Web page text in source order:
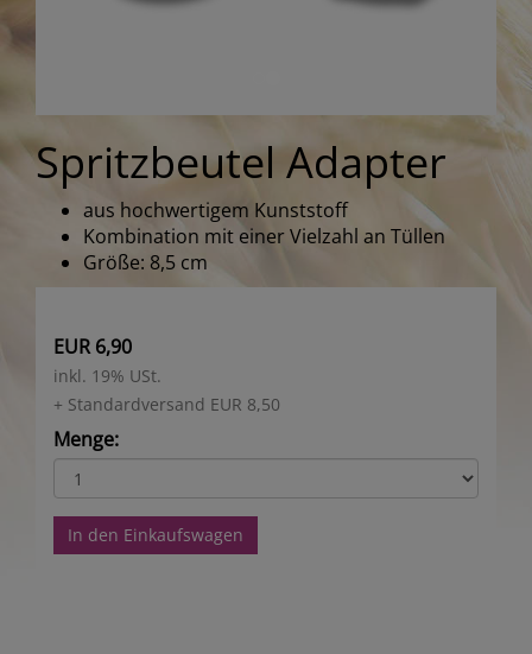
Spritzbeutel Adapter
aus hochwertigem Kunststoff
Kombination mit einer Vielzahl an Tüllen
Größe: 8,5 cm
EUR 6,90
inkl. 19% USt.
+ Standardversand EUR 8,50
Menge:
In den Einkaufswagen